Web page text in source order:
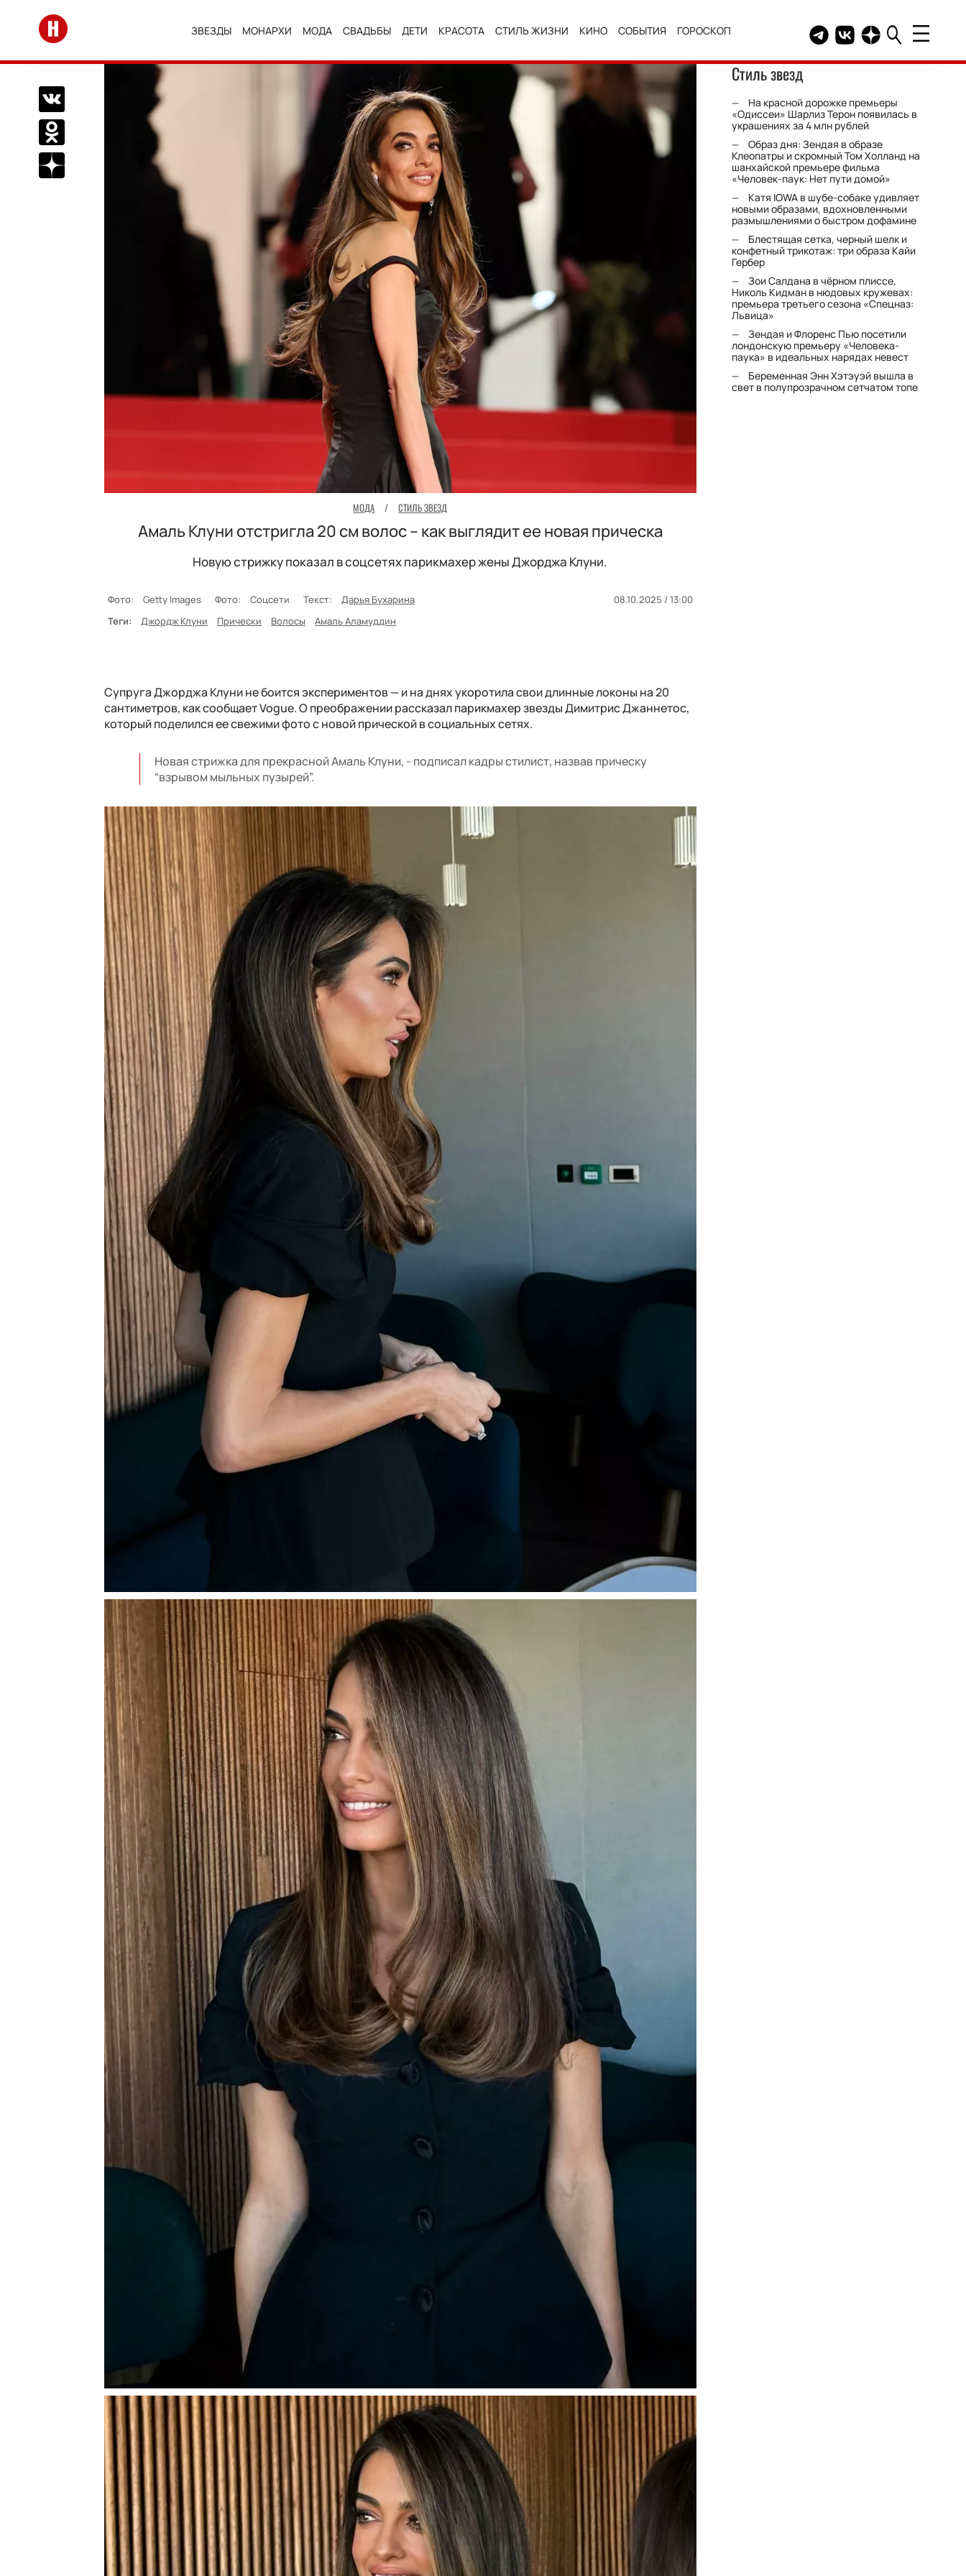
Перейти на главную
ЗВЕЗДЫ МОНАРХИ МОДА СВАДЬБЫ ДЕТИ КРАСОТА СТИЛЬ ЖИЗНИ КИНО СОБЫТИЯ ГОРОСКОП Telegram канал HELLO
Группа HELLO
Канал HELLO в
Поделиться Вконтакте
Поделиться в Одноклассниках
Подписаться на нас в Дзен
МОДА / СТИЛЬ ЗВЕЗД
Амаль Клуни отстригла 20 см волос – как выглядит ее новая прическа
Новую стрижку показал в соцсетях парикмахер жены Джорджа Клуни.
Фото: Getty Images Фото: Соцсети Текст: Дарья Бухарина
08.10.2025 / 13:00
Теги:
Джордж Клуни Прически Волосы Амаль Аламуддин
Супруга Джорджа Клуни не боится экспериментов — и на днях укоротила свои длинные локоны на 20
сантиметров, как сообщает Vogue. О преображении рассказал парикмахер звезды Димитрис Джаннетос,
который поделился ее свежими фото с новой прической в социальных сетях.
Новая стрижка для прекрасной Амаль Клуни, - подписал кадры стилист, назвав прическу
“взрывом мыльных пузырей”.
Стиль звезд
На красной дорожке премьеры
«Одиссеи» Шарлиз Терон появилась в
украшениях за 4 млн рублей
Образ дня: Зендая в образе
Клеопатры и скромный Том Холланд на
шанхайской премьере фильма
«Человек-паук: Нет пути домой»
Катя IOWA в шубе-собаке удивляет
новыми образами, вдохновленными
размышлениями о быстром дофамине
Блестящая сетка, черный шелк и
конфетный трикотаж: три образа Кайи
Гербер
Зои Салдана в чёрном плиссе,
Николь Кидман в нюдовых кружевах:
премьера третьего сезона «Спецназ:
Львица»
Зендая и Флоренс Пью посетили
лондонскую премьеру «Человека-
паука» в идеальных нарядах невест
Беременная Энн Хэтэуэй вышла в
свет в полупрозрачном сетчатом топе